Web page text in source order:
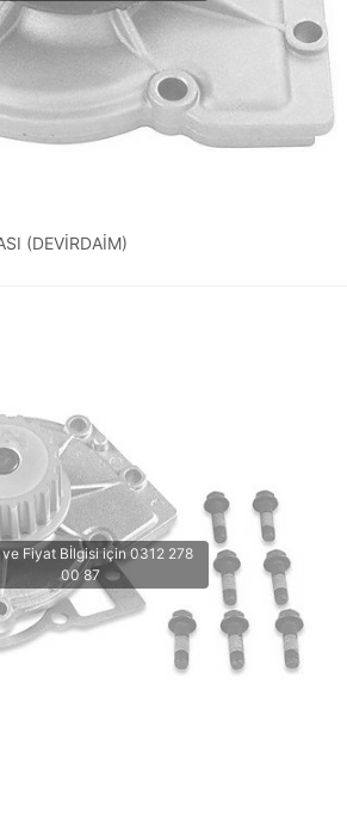
(DEVİRDAİM)